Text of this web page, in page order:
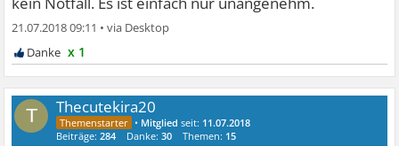
21.07.2018 09:11 •
x 1
T Thecutekira20
• Mitglied seit: 11.07.2018
Beiträge:284 Danke:30 Themen: 15